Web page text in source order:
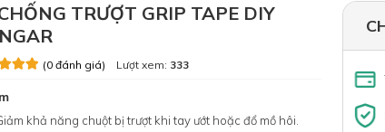
TRƯỢT GRIP TAPE DIY
(0 đánh giá) Lượt xem: 333
khả năng chuột bị trượt khi tay ướt hoặc đổ mồ hôi.